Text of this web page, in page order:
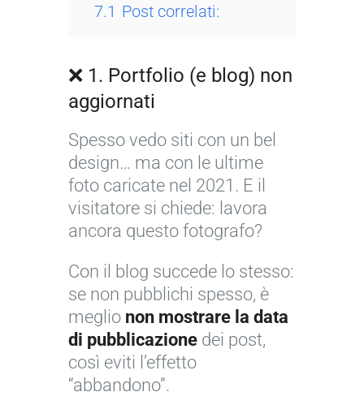
7.1 Post correlati:
❌ 1. Portfolio (e blog) non
aggiornati
Spesso vedo siti con un bel
design… ma con le ultime
foto caricate nel 2021. E il
visitatore si chiede: lavora
ancora questo fotografo?
Con il blog succede lo stesso:
se non pubblichi spesso, è
meglio non mostrare la data
di pubblicazione dei post,
così eviti l’effetto
“abbandono”.